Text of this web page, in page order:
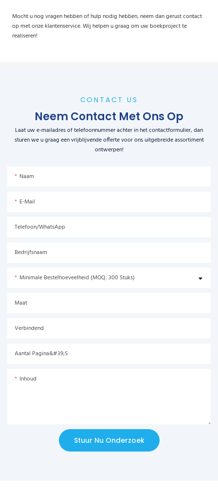
Mocht u nog vragen hebben of hulp nodig hebben, neem dan gerust contact
op met onze klantenservice. Wij helpen u graag om uw boekproject te
realiseren!
CONTACT US
Neem Contact Met Ons Op
Laat uw e-mailadres of telefoonnummer achter in het contactformulier, dan
sturen we u graag een vrijblijvende offerte voor ons uitgebreide assortiment
ontwerpen!
Naam
E-Mail
Telefoon/WhatsApp
Bedrijfsnaam
Minimale Bestelhoeveelheid (MOQ: 300 Stuks)
Maat
Verbindend
Aantal Pagina&#39;s
Inhoud
Stuur Nu Onderzoek